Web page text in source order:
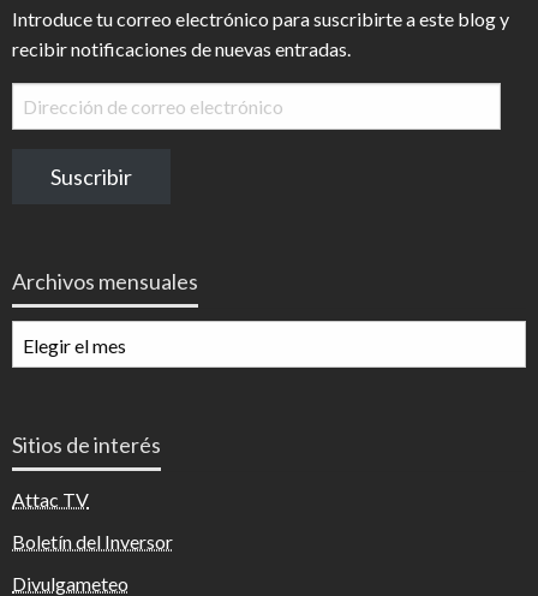
Introduce tu correo electrónico para suscribirte a este blog y
recibir notificaciones de nuevas entradas.
Dirección
de
electrónico
Suscribir
Archivos mensuales
mensuales
Sitios de interés
Attac TV
Boletín del Inversor
Divulgameteo